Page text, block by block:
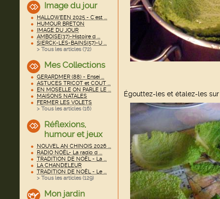
Image du jour
HALLOWEEN 2025 - C'est ...
HUMOUR BRETON
IMAGE DU JOUR
AMBOISE(37)-Histoire d ...
SIERCK-LES-BAINS(57)-U ...
> Tous les articles (72)
Mes Collections
GERARDMER (88) - Ensei ...
ASTUCES TRICOT et COUT ...
EN MOSELLE ON PARLE LE ...
MAISONS NATALES
FERMER LES VOLETS
> Tous les articles (16)
Réflexions,
humour et jeux
NOUVEL AN CHINOIS 2026 ...
RADIO NOËL- La radio d ...
TRADITION DE NOËL - La ...
LA CHANDELEUR
TRADITION DE NOËL - Le ...
> Tous les articles (129)
Mon jardin
Égouttez-les et étalez-les